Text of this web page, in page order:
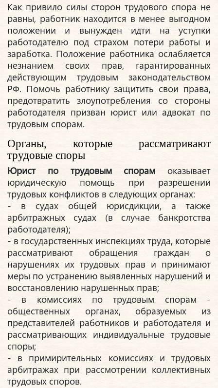
Как привило силы сторон трудового спора не
равны, работник находится в менее выгодном
положении и вынужден идти на уступки
работодателю под страхом потери работы и
заработка. Положение работника ослабляется
незнанием своих прав, гарантированных
действующим трудовым законодательством
РФ. Помочь работнику защитить свои права,
предотвратить злоупотребления со стороны
работодателя призван юрист или адвокат по
трудовым спорам.
Органы, которые рассматривают
трудовые споры
Юрист по трудовым спорам оказывает
юридическую помощь при разрешении
трудовых конфликтов в следующих органах:
- в судах общей юрисдикции, а также
арбитражных судах (в случае банкротства
работодателя);
- в государственных инспекциях труда, которые
рассматривают обращения граждан о
нарушениях их трудовых прав и принимают
меры по устранению выявленных нарушений и
восстановлению нарушенных прав;
- в комиссиях по трудовым спорам -
общественных органах, образуемых из
представителей работников и работодателя и
рассматривающих индивидуальные трудовые
споры;
- в примирительных комиссиях и трудовых
арбитражах при рассмотрении коллективных
трудовых споров.